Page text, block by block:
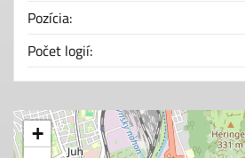
Pozícia:
Počet logií:
+